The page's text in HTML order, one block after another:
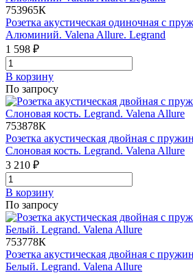
753965К
Розетка акустическая одиночная с
Алюминий. Valena Allure. Legrand
1 598 ₽
В корзинy
По запросу
753878К
Розетка акустическая двойная с
Слоновая кость. Legrand. Valena Allure
3 210 ₽
В корзинy
По запросу
753778К
Розетка акустическая двойная с
Белый. Legrand. Valena Allure